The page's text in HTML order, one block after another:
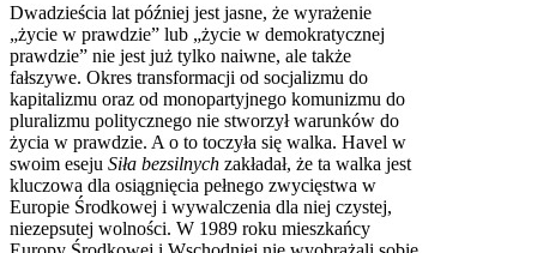
Dwadzieścia lat później jest jasne, że wyrażenie
„życie w prawdzie” lub „życie w demokratycznej
prawdzie” nie jest już tylko naiwne, ale także
fałszywe. Okres transformacji od socjalizmu do
kapitalizmu oraz od monopartyjnego komunizmu do
pluralizmu politycznego nie stworzył warunków do
życia w prawdzie. A o to toczyła się walka. Havel w
swoim eseju Siła bezsilnych zakładał, że ta walka jest
kluczowa dla osiągnięcia pełnego zwycięstwa w
Europie Środkowej i wywalczenia dla niej czystej,
niezepsutej wolności. W 1989 roku mieszkańcy